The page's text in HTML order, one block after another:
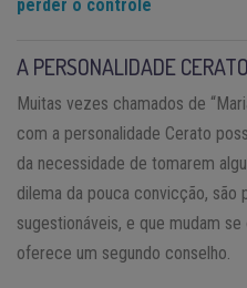
perder o controle
A PERSONALIDADE CERATO
Muitas vezes chamados de
com a personalidade Cerato
da necessidade de tomarem
dilema da pouca convicção, são
sugestionáveis, e que mudam
oferece um segundo conselho.